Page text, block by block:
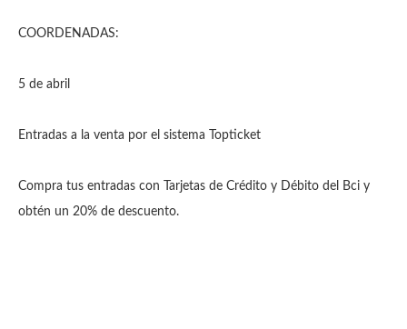
COORDENADAS:
5 de abril
Entradas a la venta por el sistema Topticket
Compra tus entradas con Tarjetas de Crédito y Débito del Bci y
obtén un 20% de descuento.